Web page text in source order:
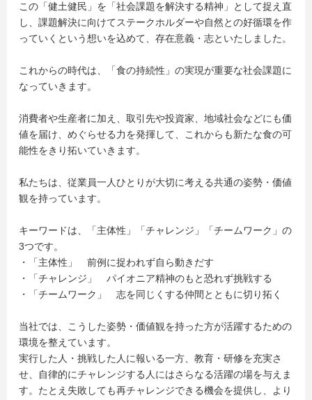
この「健土健民」を「社会課題を解決する精神」として捉え直
し、課題解決に向けてステークホルダーや自然との好循環を作
っていくという想いを込めて、存在意義・志といたしました。
これからの時代は、「食の持続性」の実現が重要な社会課題に
なっていきます。
消費者や生産者に加え、取引先や投資家、地域社会などにも価
値を届け、めぐらせる力を発揮して、これからも新たな食の可
能性をきり拓いていきます。
私たちは、従業員一人ひとりが大切に考える共通の姿勢・価値
観を持っています。
キーワードは、「主体性」「チャレンジ」「チームワーク」の
3つです。
・「主体性」 前例に捉われず自ら動きだす
・「チャレンジ」 パイオニア精神のもと恐れず挑戦する
・「チームワーク」 志を同じくする仲間とともに切り拓く
当社では、こうした姿勢・価値観を持った方が活躍するための
環境を整えています。
実行した人・挑戦した人に報いる一方、教育・研修を充実さ
せ、自律的にチャレンジする人にはさらなる活躍の場を与えま
す。たとえ失敗しても再チャレンジできる機会を提供し、より